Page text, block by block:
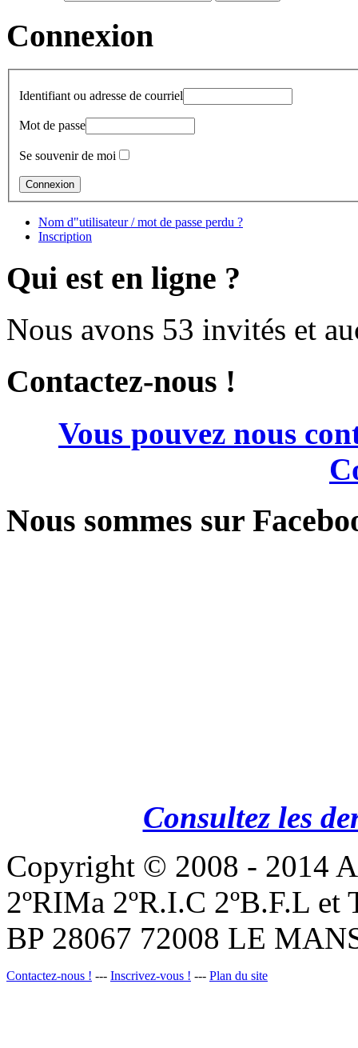
Connexion
Identifiant ou adresse de courriel
Mot de passe
Se souvenir de moi
Nom d"utilisateur / mot de passe perdu ?
Inscription
Qui est en ligne ?
Nous avons 53 invités et
Contactez-nous !
Vous pouvez nous
Nous sommes sur
Consultez les
Copyright © 2008 - 2014
2ºRIMa 2ºR.I.C 2ºB.F.L
BP 28067 72008 LE
Contactez-nous ! --- Inscrivez-vous ! --- Plan du site